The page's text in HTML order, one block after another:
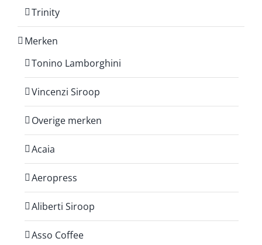
Trinity
Merken
Tonino Lamborghini
Vincenzi Siroop
Overige merken
Acaia
Aeropress
Aliberti Siroop
Asso Coffee